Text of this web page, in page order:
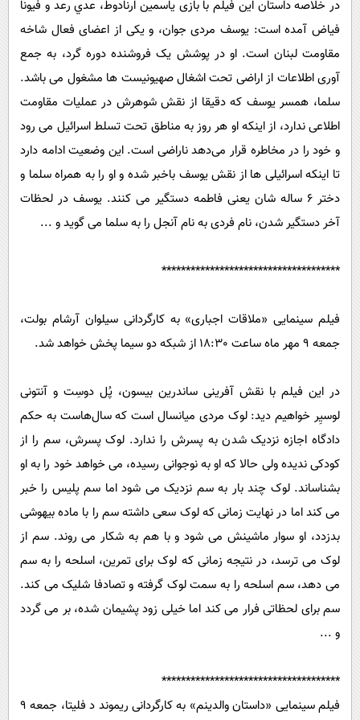
در خلاصه داستان این فیلم با بازی ياسمين ارنادوط، عدي رعد و فيونا
فياض آمده است: یوسف مردی جوان، و یکی از اعضای فعال شاخه
مقاومت لبنان است. او در پوشش یک فروشنده دوره گرد، به جمع
آوری اطلاعات از اراضی تحت اشغال صهیونیست ها مشغول می باشد.
سلما، همسر یوسف که دقیقا از نقش شوهرش در عملیات مقاومت
اطلاعی ندارد، از اینکه او هر روز به مناطق تحت تسلط اسرائیل می رود
و خود را در مخاطره قرار می‌دهد ناراضی است. این وضعیت ادامه دارد
تا اینکه اسرائیلی ها از نقش یوسف باخبر شده و او را به همراه سلما و
دختر 6 ساله شان یعنی فاطمه دستگیر می کنند. یوسف در لحظات
آخر دستگیر شدن، نام فردی به نام آنجل را به سلما می گوید و ...
*************************************
فیلم سینمایی «ملاقات اجباری» به کارگردانی سیلوان آرشام بولت،
جمعه 9 مهر ماه ساعت 18:30 از شبکه دو سیما پخش خواهد شد.
در این فیلم با نقش آفرینی ساندرین بیسون، پُل دوسِت و آنتونی
لوسیِر خواهیم دید: لوک مردی میانسال است که سال‌هاست به حکم
دادگاه اجازه نزدیک شدن به پسرش را ندارد. لوک پسرش، سم را از
کودکی ندیده ولی حالا که او به نوجوانی رسیده، می خواهد خود را به او
بشناساند. لوک چند بار به سم نزدیک می شود اما سم پلیس را خبر
می کند اما در نهایت زمانی که لوک سعی داشته سم را با ماده بیهوشی
بدزدد، او سوار ماشینش می شود و با هم به شکار می روند. سم از
لوک می ترسد، در نتیجه زمانی که لوک برای تمرین، اسلحه را به سم
می دهد، سم اسلحه را به سمت لوک گرفته و تصادفا شلیک می کند.
سم برای لحظاتی فرار می کند اما خیلی زود پشیمان شده، بر می گردد
و ...
*************************************
فیلم سینمایی «داستان والدینم» به کارگردانی ریموند د فلیتا، جمعه 9